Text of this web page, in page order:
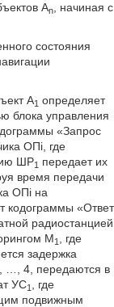
Аn, начиная с
состояния
А1 определяет
блока управления
«Запрос
ОПi, где
ШР1 передает их
время передачи
ОПi на
кодограммы «Ответ
радиостанцией
М1
, где
задержка
…, 4, передаются в
УС1
, где
подвижным